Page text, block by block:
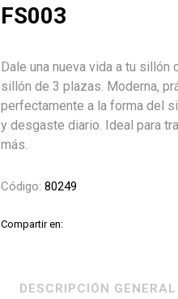
FS003
Dale una nueva vida a tu
sillón de 3 plazas. Moderna,
perfectamente a la forma del
y desgaste diario. Ideal para
más.
Código: 80249
Compartir en:
DESCRIPCIÓN GENERAL